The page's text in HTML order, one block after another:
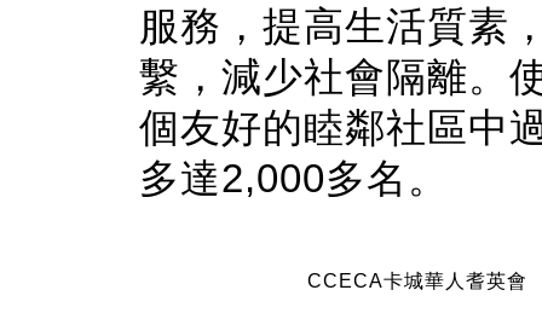
服務，提高生活質素
繫，減少社會隔離。
個友好的睦鄰社區中
多達2,000多名。
CCECA卡城華人耆英會